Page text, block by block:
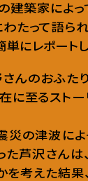
建築家によっ
たって語ら
単にレポート
んのおふた
に至るスト
災の津波によ
た芦沢さんは、
を考えた結果、